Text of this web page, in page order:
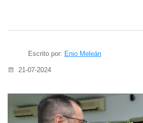
Escrito por: Enio Meleán
21-07-2024